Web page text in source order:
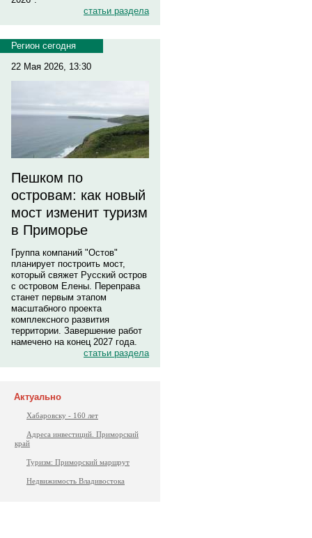
статьи раздела
Регион сегодня
22 Мая 2026, 13:30
Пешком по
островам: как новый
мост изменит туризм
в Приморье
Группа компаний "Остов"
планирует построить мост,
который свяжет Русский остров
с островом Елены. Переправа
станет первым этапом
масштабного проекта
комплексного развития
территории. Завершение работ
намечено на конец 2027 года.
статьи раздела
Актуально
Хабаровску - 160 лет
Адреса инвестиций. Приморский
край
Туризм: Приморский маршрут
Недвижимость Владивостока